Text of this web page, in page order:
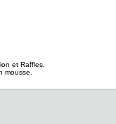
et Raffles.
mousse.